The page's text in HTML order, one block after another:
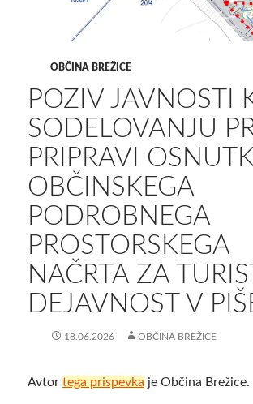
OBČINA BREŽICE
POZIV JAVNOSTI
SODELOVANJU
PRIPRAVI
OBČINSKEGA
PODROBNEGA
PROSTORSKEGA
NAČRTA ZA
DEJAVNOST V
18.06.2026 OBČINA BREŽICE
Avtor tega prispevka je Občina Brežice.